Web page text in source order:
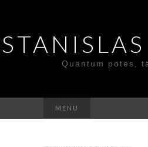
Quantum potes,
MENU